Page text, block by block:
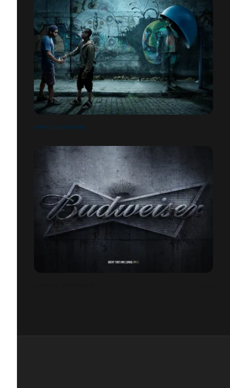
APPELÉ ANONYME